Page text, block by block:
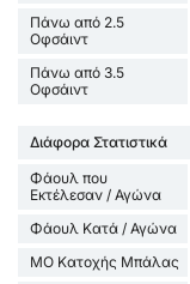
Πάνω από 2.5
Οφσάιντ
Πάνω από 3.5
Οφσάιντ
Διάφορα Στατιστικά
Φάουλ που
Εκτέλεσαν / Αγώνα
Φάουλ Κατά / Αγώνα
ΜΟ Κατοχής Μπάλας